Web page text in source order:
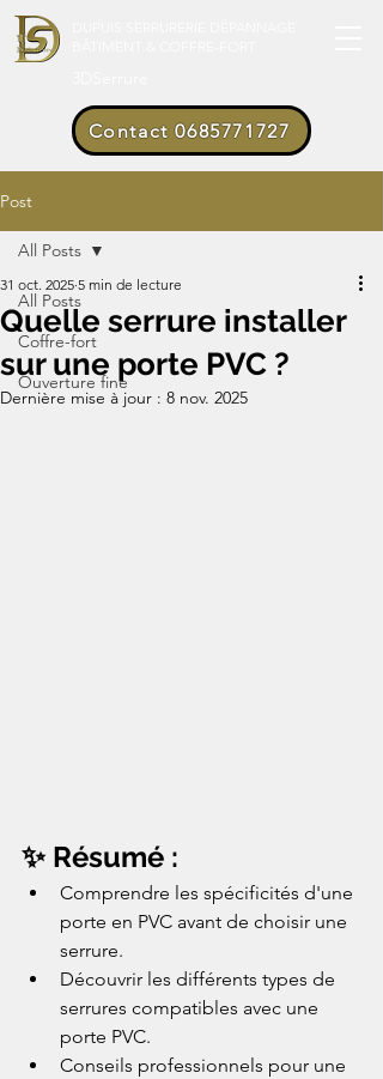
Contact 0685771727
Post
All Posts
Coffre-fort
Ouverture fine
All Posts
Quelle serrure installer
sur une porte PVC ?
31 oct. 2025 5 min de lecture
Dernière mise à jour : 8 nov. 2025
✨ Résumé :
Comprendre les spécificités d'une
porte en PVC avant de choisir une
serrure.
Découvrir les différents types de
serrures compatibles avec une
porte PVC.
Conseils professionnels pour une